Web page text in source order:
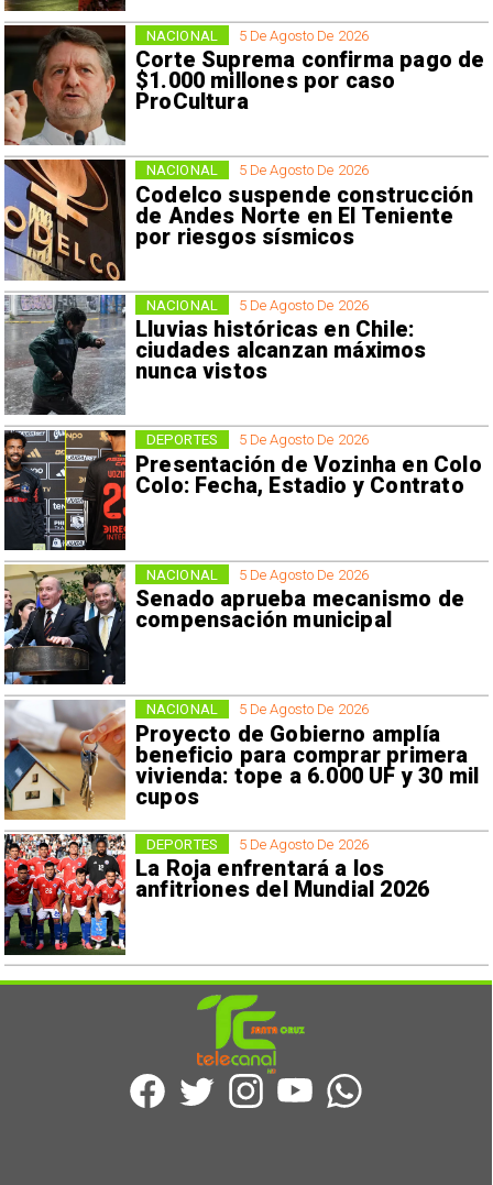
5 De Agosto De 2026
Corte Suprema confirma pago de
$1.000 millones por caso
ProCultura
NACIONAL
5 De Agosto De 2026
Codelco suspende construcción
de Andes Norte en El Teniente
por riesgos sísmicos
NACIONAL
5 De Agosto De 2026
Lluvias históricas en Chile:
ciudades alcanzan máximos
nunca vistos
NACIONAL
5 De Agosto De 2026
Presentación de Vozinha en Colo
Colo: Fecha, Estadio y Contrato
DEPORTES
5 De Agosto De 2026
Senado aprueba mecanismo de
compensación municipal
NACIONAL
5 De Agosto De 2026
Proyecto de Gobierno amplía
beneficio para comprar primera
vivienda: tope a 6.000 UF y 30 mil
cupos
NACIONAL
5 De Agosto De 2026
La Roja enfrentará a los
anfitriones del Mundial 2026
DEPORTES